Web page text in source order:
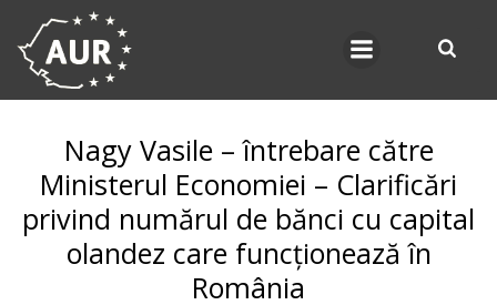
Nagy Vasile – întrebare către
Ministerul Economiei – Clarificări
privind numărul de bănci cu capital
olandez care funcționează în
România